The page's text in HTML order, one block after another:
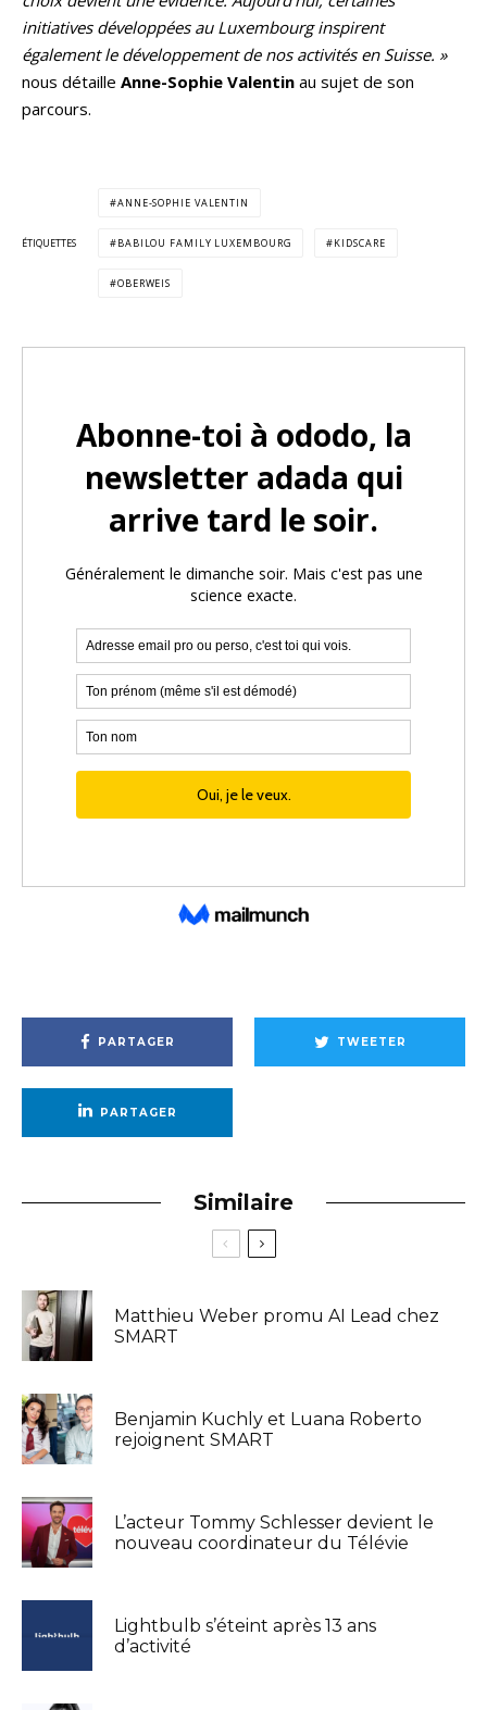
initiatives développées au Luxembourg inspirent
également le développement de nos activités en Suisse. »
nous détaille Anne-Sophie Valentin au sujet de son
parcours.
ÉTIQUETTES
ANNE-SOPHIE VALENTIN
BABILOU FAMILY LUXEMBOURG KIDSCARE
OBERWEIS
PARTAGER TWEETER
PARTAGER
Similaire
Matthieu Weber promu AI Lead chez
SMART
Benjamin Kuchly et Luana Roberto
rejoignent SMART
L’acteur Tommy Schlesser devient le
nouveau coordinateur du Télévie
Lightbulb s’éteint après 13 ans
d’activité